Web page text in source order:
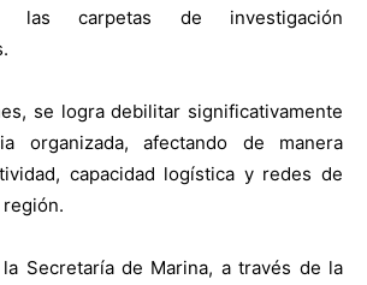
las carpetas de investigación
se logra debilitar significativamente
organizada, afectando de manera
capacidad logística y redes de
región.
Secretaría de Marina, a través de la